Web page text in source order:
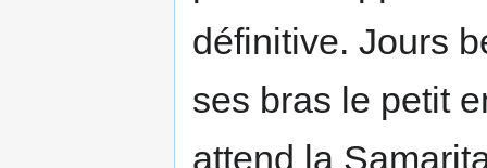
définitive. Jours
ses bras le petit
attend la